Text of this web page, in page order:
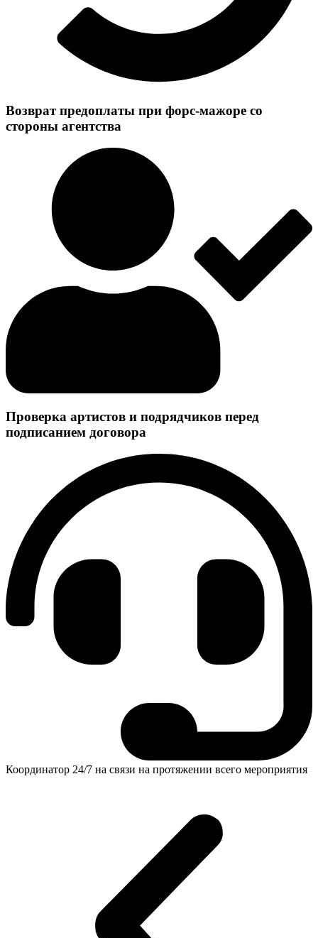
Возврат предоплаты при форс-мажоре со
стороны агентства
Проверка артистов и подрядчиков перед
подписанием договора
Координатор 24/7 на связи на протяжении всего мероприятия